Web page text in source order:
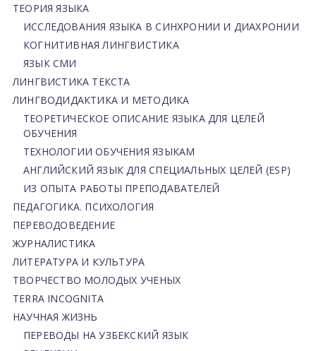
ТЕОРИЯ ЯЗЫКА
ИССЛЕДОВАНИЯ ЯЗЫКА В СИНХРОНИИ И ДИАХРОНИИ
КОГНИТИВНАЯ ЛИНГВИСТИКА
ЯЗЫК СМИ
ЛИНГВИСТИКА ТЕКСТА
ЛИНГВОДИДАКТИКА И МЕТОДИКА
ТЕОРЕТИЧЕСКОЕ ОПИСАНИЕ ЯЗЫКА ДЛЯ ЦЕЛЕЙ
ОБУЧЕНИЯ
ТЕХНОЛОГИИ ОБУЧЕНИЯ ЯЗЫКАМ
АНГЛИЙСКИЙ ЯЗЫК ДЛЯ СПЕЦИАЛЬНЫХ ЦЕЛЕЙ (ESP)
ИЗ ОПЫТА РАБОТЫ ПРЕПОДАВАТЕЛЕЙ
ПЕДАГОГИКА. ПСИХОЛОГИЯ
ПЕРЕВОДОВЕДЕНИЕ
ЖУРНАЛИСТИКА
ЛИТЕРАТУРА И КУЛЬТУРА
ТВОРЧЕСТВО МОЛОДЫХ УЧЕНЫХ
TERRA INCOGNITA
НАУЧНАЯ ЖИЗНЬ
ПЕРЕВОДЫ НА УЗБЕКСКИЙ ЯЗЫК